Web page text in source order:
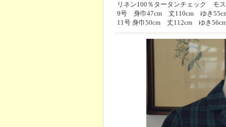
リネン100％タータンチェック モ
9号 身巾47cm 丈110cm ゆき
11号 身巾50cm 丈112cm ゆき